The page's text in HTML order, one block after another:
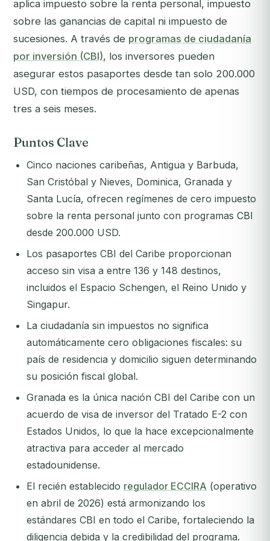
aplica impuesto sobre la renta personal, impuesto
sobre las ganancias de capital ni impuesto de
sucesiones. A través de programas de ciudadanía
por inversión (CBI), los inversores pueden
asegurar estos pasaportes desde tan solo 200.000
USD, con tiempos de procesamiento de apenas
tres a seis meses.
Puntos Clave
Cinco naciones caribeñas, Antigua y Barbuda,
San Cristóbal y Nieves, Dominica, Granada y
Santa Lucía, ofrecen regímenes de cero impuesto
sobre la renta personal junto con programas CBI
desde 200.000 USD.
Los pasaportes CBI del Caribe proporcionan
acceso sin visa a entre 136 y 148 destinos,
incluidos el Espacio Schengen, el Reino Unido y
Singapur.
La ciudadanía sin impuestos no significa
automáticamente cero obligaciones fiscales: su
país de residencia y domicilio siguen determinando
su posición fiscal global.
Granada es la única nación CBI del Caribe con un
acuerdo de visa de inversor del Tratado E-2 con
Estados Unidos, lo que la hace excepcionalmente
atractiva para acceder al mercado
estadounidense.
El recién establecido regulador ECCIRA (operativo
en abril de 2026) está armonizando los
estándares CBI en todo el Caribe, fortaleciendo la
diligencia debida y la credibilidad del programa.